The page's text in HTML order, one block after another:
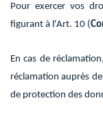
Pour exercer vos
figurant à l'Art. 10 (
En cas de
réclamation auprès
de protection des